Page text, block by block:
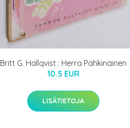
Britt G. Hallqvist : Herra Pähkinäinen
10.5 EUR
LISÄTIETOJA